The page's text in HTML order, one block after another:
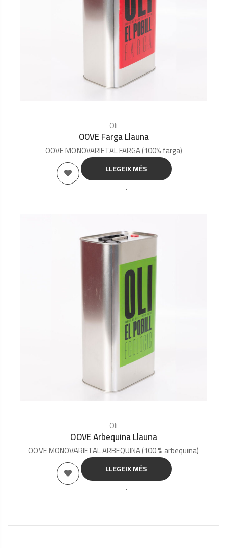
Oli
OOVE Farga Llauna
OOVE MONOVARIETAL FARGA (100% farga)
LLEGEIX MÉS
Oli
OOVE Arbequina Llauna
OOVE MONOVARIETAL ARBEQUINA (100 % arbequina)
LLEGEIX MÉS